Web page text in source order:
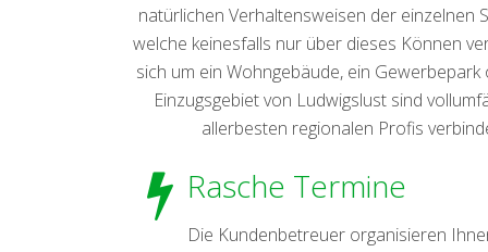
natürlichen Verhaltensweisen der einzelnen
welche keinesfalls nur über dieses Können
sich um ein Wohngebäude, ein
Einzugsgebiet von Ludwigslust sind
allerbesten regionalen Profis
Rasche Termine
Die Kundenbetreuer organisieren